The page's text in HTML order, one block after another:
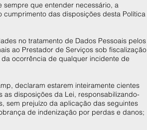
sempre que entender necessário, a
das disposições desta Política
no tratamento de Dados Pessoais pelos
ao Prestador de Serviços sob fiscalização
ocorrência de qualquer incidente de
declaram estarem inteiramente cientes
disposições da Lei, responsabilizando-
sem prejuízo da aplicação das seguintes
de indenização por perdas e danos;